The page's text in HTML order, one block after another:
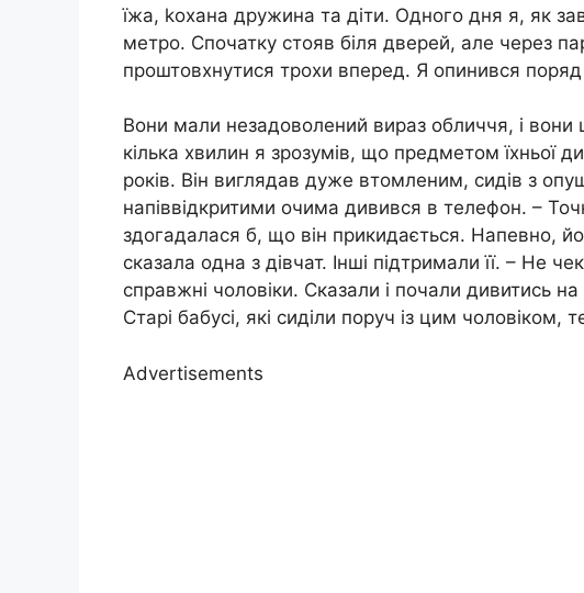
їжа, kохана дружина та діти. Одного дня я, як
метро. Спочатку стояв біля дверей, але через
проштовхнутися трохи вперед. Я опинився поряд
Вони мали незадоволений вираз обличчя, і
кілька хвилин я зрозумів, що предметом їхньої
років. Він виглядав дуже втомленим, сидів з
напіввідкритими очима дивився в телефон. –
здогадалася б, що він прикидається. Напевно,
сказала одна з дівчат. Інші підтримали її. – Не
справжні чоловіки. Сказали і почали дивитись
Старі бабусі, які сиділи поруч із цим чоловіком,
Advertisements